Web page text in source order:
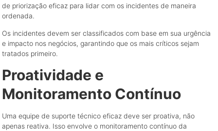
de priorização eficaz para lidar com os incidentes de maneira
ordenada.
Os incidentes devem ser classificados com base em sua urgência
e impacto nos negócios, garantindo que os mais críticos sejam
tratados primeiro.
Proatividade e
Monitoramento Contínuo
Uma equipe de suporte técnico eficaz deve ser proativa, não
apenas reativa. Isso envolve o monitoramento contínuo da